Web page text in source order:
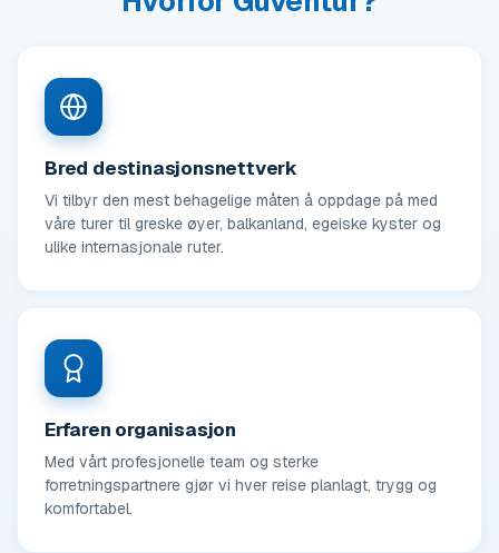
Bred destinasjonsnettverk
Vi tilbyr den mest behagelige måten å oppdage på med
våre turer til greske øyer, balkanland, egeiske kyster og
ulike internasjonale ruter.
Erfaren organisasjon
Med vårt profesjonelle team og sterke
forretningspartnere gjør vi hver reise planlagt, trygg og
komfortabel.